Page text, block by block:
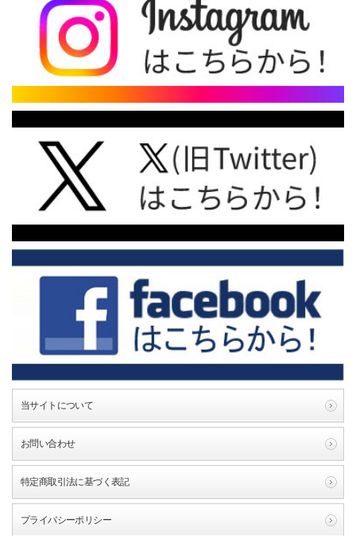
当サイトについて
お問い合わせ
特定商取引法に基づく表記
プライバシーポリシー